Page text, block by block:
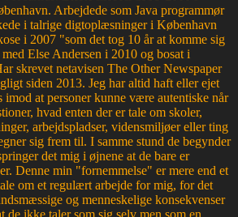
Arbejdede som Java programmør
i talrige digtoplæsninger i København
i 2007 "som det tog 10 år at komme sig
Else Andersen i 2010 og bosat i
skrevet netavisen The Other Newspaper
siden 2013. Jeg har altid haft eller ejet
imod at personer kunne være autentiske når
hvad enten der er tale om skoler,
arbejdspladser, vidensmiljøer eller ting
sig frem til. I samme stund de begynder
det mig i øjnene at de bare er
Denne min "fornemmelse" er mere end et
om et regulært arbejde for mig, for det
og menneskelige konsekvenser
de ikke taler som sig selv men som en